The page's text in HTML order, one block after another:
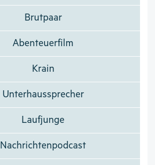
Brutpaar
Abenteuerfilm
Krain
Unterhaussprecher
Laufjunge
Nachrichtenpodcast